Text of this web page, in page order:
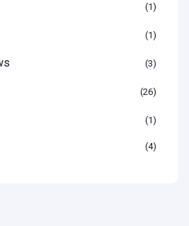
1
1
3
26
1
4